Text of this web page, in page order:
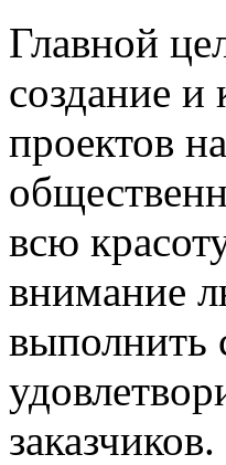
Главной
создание и
проектов
всю
внимание
выполнить
заказчиков.